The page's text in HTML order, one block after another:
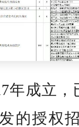
年成立
的授权